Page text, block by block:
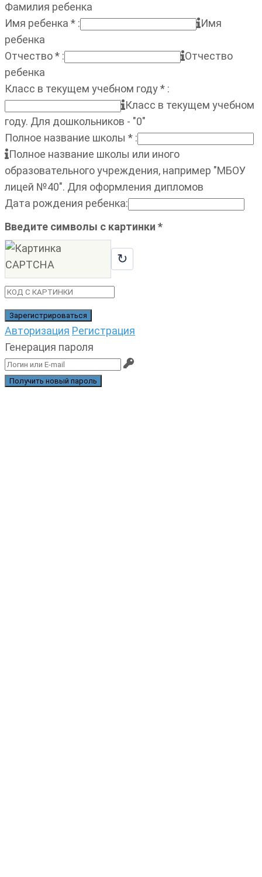
Фамилия ребенка
Имя ребенка * :
Имя
ребенка
Отчество* :
Отчество
ребенка
Класс в текущем учебном году* :
Класс в текущем учебном
году. Для дошкольников - "0"
Полное название школы * :
Полное название школы или иного
образовательного учреждения, например "МБОУ
лицей №40". Для оформления дипломов
Дата рождения ребенка:
Введите символы с картинки *
↻
Авторизация Регистрация
Генерация пароля